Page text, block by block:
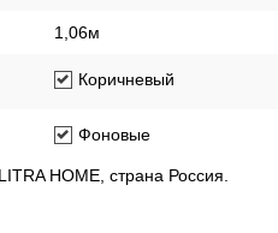
1,06м
Коричневый
Фоновые
HOME, страна Россия.